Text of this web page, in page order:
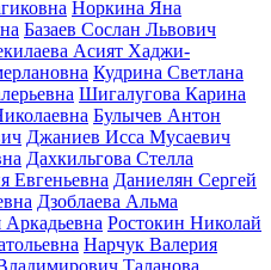
Норкина Яна
Базаев Сослан Львович
Асият Хаджи-
Кудрина Светлана
Шигалугова Карина
Булычев Антон
Джаниев Исса Мусаевич
Дахкильгова Стелла
Евгеньевна Даниелян Сергей
Дзоблаева Альма
Ростокин Николай
Нарчук Валерия